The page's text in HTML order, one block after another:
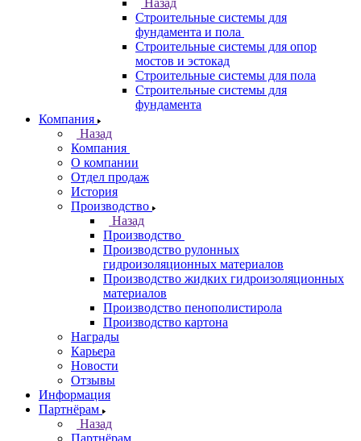
Назад
Строительные системы для
фундамента и пола
Строительные системы для опор
мостов и эстокад
Строительные системы для пола
Строительные системы для
фундамента
Компания
Назад
Компания
О компании
Отдел продаж
История
Производство
Назад
Производство
Производство рулонных
гидроизоляционных материалов
Производство жидких гидроизоляционных
материалов
Производство пенополистирола
Производство картона
Награды
Карьера
Новости
Отзывы
Информация
Партнёрам
Назад
Партнёрам